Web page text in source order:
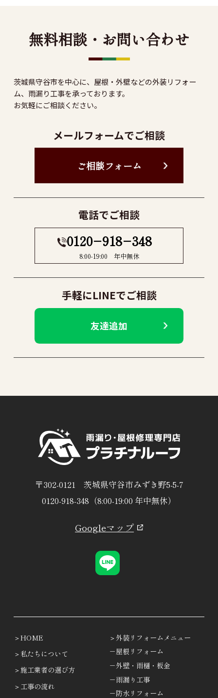
無料相談・お問い合わせ
茨城県守谷市を中心に、屋根・外壁などの外装リフォー
ム、雨漏り工事を承っております。
お気軽にご相談ください。
メールフォームでご相談
ご相談フォーム
電話でご相談
0120−918−348
8:00-19:00 年中無休
手軽にLINEでご相談
友達追加
〒302-0121 茨城県守谷市みずき野5-5-7
0120-918-348（8:00-19:00 年中無休）
Googleマップ
HOME
私たちについて
施工業者の選び方
工事の流れ
外装リフォームメニュー
－屋根リフォーム
－外壁・雨樋・板金
－雨漏り工事
－防水リフォーム